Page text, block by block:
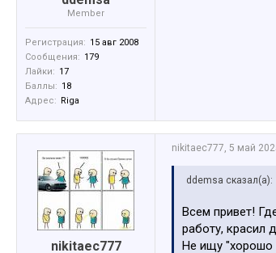
Member
Регистрация: 15 авг 2008
Сообщения: 179
Лайки: 17
Баллы: 18
Адрес: Riga
nikitaec777
nikitaec777, 5 май
ddemsa сказал(а):
Всем привет!
работу, красил
Не ищу "хорошо